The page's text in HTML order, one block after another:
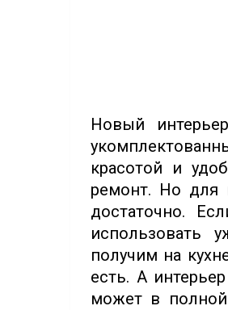
Новый
красотой и
ремонт. Но для
достаточно.
использовать
получим на
есть. А
может в полной